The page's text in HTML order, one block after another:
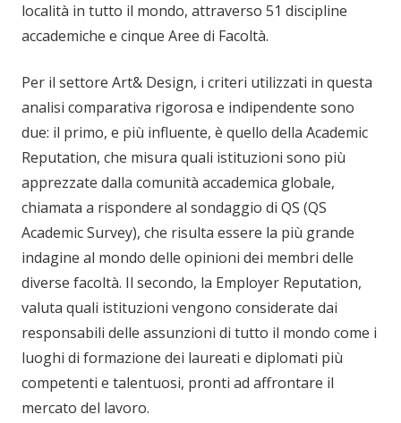
località in tutto il mondo, attraverso 51 discipline
accademiche e cinque Aree di Facoltà.
Per il settore Art& Design, i criteri utilizzati in questa
analisi comparativa rigorosa e indipendente sono
due: il primo, e più influente, è quello della Academic
Reputation, che misura quali istituzioni sono più
apprezzate dalla comunità accademica globale,
chiamata a rispondere al sondaggio di QS (QS
Academic Survey), che risulta essere la più grande
indagine al mondo delle opinioni dei membri delle
diverse facoltà. Il secondo, la Employer Reputation,
valuta quali istituzioni vengono considerate dai
responsabili delle assunzioni di tutto il mondo come i
luoghi di formazione dei laureati e diplomati più
competenti e talentuosi, pronti ad affrontare il
mercato del lavoro.